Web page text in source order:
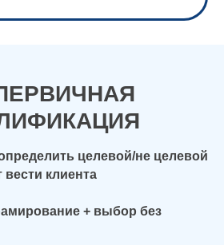
целевой/не целевой
вести клиента
+ выбор без